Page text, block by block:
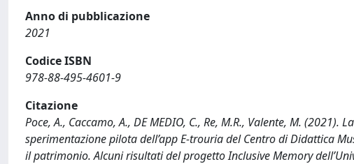
Anno di pubblicazione
2021
Codice ISBN
978-88-495-4601-9
Citazione
Poce, A., Caccamo, A., DE MEDIO, C., Re, M.R., Valente, M.
sperimentazione pilota dell’app E-trouria del Centro di Didattica
il patrimonio. Alcuni risultati del progetto Inclusive Memory